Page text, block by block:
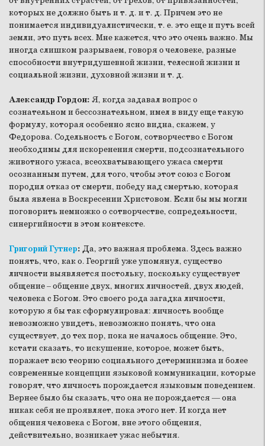
которых не должно быть и т. д. и т. д. Причем это не
понимается индивидуалистически, т. е. это еще и путь всей
земли, это путь всех. Мне кажется, что это очень важно. Мы
иногда слишком разрываем, говоря о человеке, разные
способности внутридушевной жизни, телесной жизни и
социальной жизни, духовной жизни и т. д.
Александр Гордон: Я, когда задавал вопрос о
сознательном и бессознательном, имел в виду еще такую
формулу, которая особенно ясно видна, скажем, у
Федорова. Содельность с Богом, сотворчество с Богом
необходимы для искоренения смерти, подсознательного
животного ужаса, всеохватывающего ужаса смерти
осознанным путем, для того, чтобы этот союз с Богом
породил отказ от смерти, победу над смертью, которая
была явлена в Воскресении Христовом. Если бы мы могли
поговорить немножко о сотворчестве, сопредельности,
синергийности в этом контексте.
Григорий Гутнер: Да, это важная проблема. Здесь важно
понять, что, как о. Георгий уже упомянул, существо
личности выявляется постольку, поскольку существует
общение – общение двух, многих личностей, двух людей,
человека с Богом. Это своего рода загадка личности,
которую я бы так сформулировал: личность вообще
невозможно увидеть, невозможно понять, что она
существует, до тех пор, пока не началось общение. Это,
кстати сказать, то искушение, которое, может быть,
поражает всю теорию социального детерминизма и более
современные концепции языковой коммуникации, которые
говорят, что личность порождается языковым поведением.
Вернее было бы сказать, что она не порождается — она
никак себя не проявляет, пока этого нет. И когда нет
общения человека с Богом, вне этого общения,
действительно, возникает ужас небытия.